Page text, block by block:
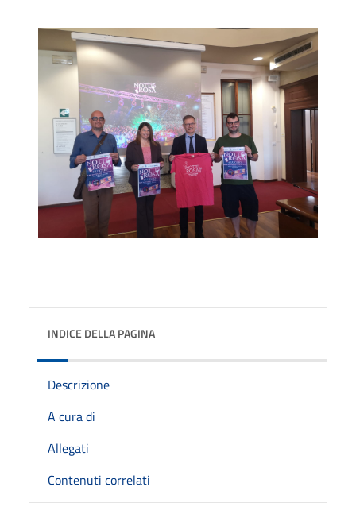
INDICE DELLA PAGINA
Descrizione
A cura di
Allegati
Contenuti correlati